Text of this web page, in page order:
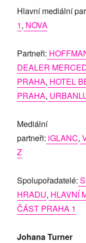
Hlavní mediální
1, NOVA
Partneři:
DEALER
PRAHA, HOTEL
PRAHA,
Mediální
partneři: iGLANC,
Z
Spolupořadatelé:
HRADU, HLAVNÍ
ČÁST PRAHA 1
Johana Turner